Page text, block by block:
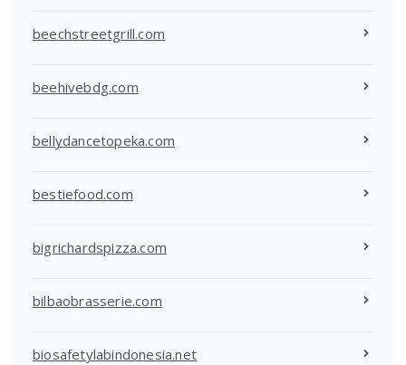
beechstreetgrill.com
beehivebdg.com
bellydancetopeka.com
bestiefood.com
bigrichardspizza.com
bilbaobrasserie.com
biosafetylabindonesia.net